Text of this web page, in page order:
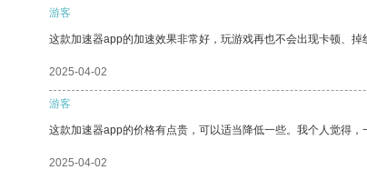
游客
这款加速器app的加速效果非常好，玩游戏再也不会出现卡顿、
2025-04-02
游客
这款加速器app的价格有点贵，可以适当降低一些。我个人觉得
2025-04-02